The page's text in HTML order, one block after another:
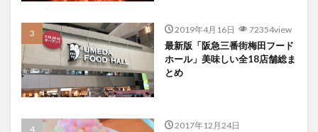
2019年4月16日 72354view
最新版「阪急三番街梅田フード
ホール」美味しい全18店舗総ま
とめ
2017年12月24日